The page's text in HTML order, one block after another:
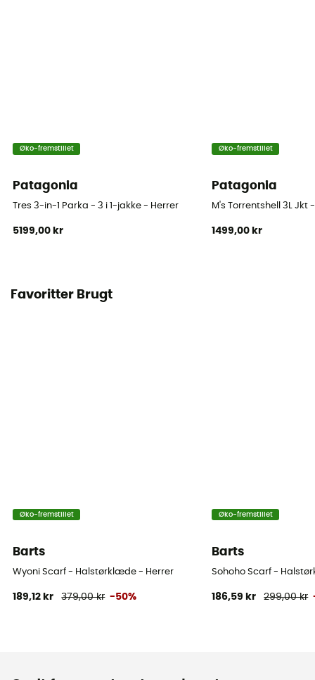
Øko-fremstillet
Patagonia
Tres 3-in-1 Parka - 3 i 1-jakke - Herrer
5199,00 kr
Øko-fremstillet
Patagonia
M's Torrentshell 3L Jkt
1499,00 kr
Favoritter Brugt
Øko-fremstillet
Barts
Wyoni Scarf - Halstørklæde - Herrer
189,12 kr 379,00 kr -50%
Øko-fremstillet
Barts
Sohoho Scarf -
186,59 kr 299,00 kr